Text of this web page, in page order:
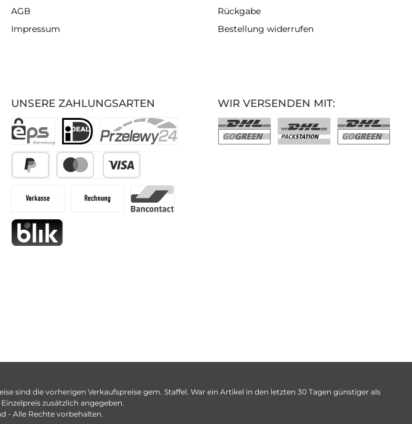
UNSERE ZAHLUNGSARTEN
AGB
Impressum
Rückgabe
Bestellung widerrufen
WIR VERSENDEN MIT:
sind die vorherigen Verkaufspreise gem. Staffel. War ein Artikel in den letzten 30 Tagen günstiger als
zusätzlich angegeben.
- Alle Rechte vorbehalten.